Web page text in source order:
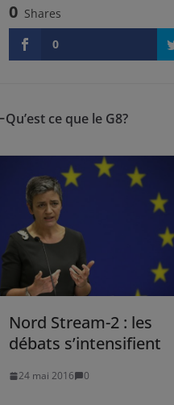
0 Shares
0
Qu’est ce que le G8?
Nord Stream-2 : les
débats s’intensifient
24 mai 2016 0